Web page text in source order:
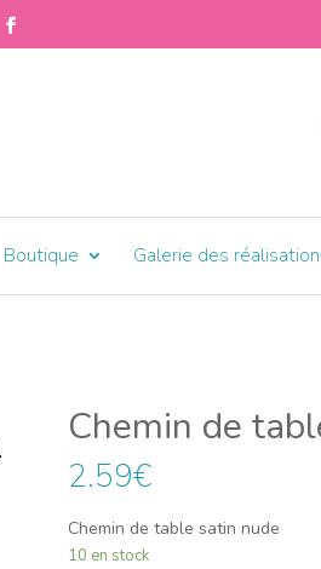
Boutique Galerie des
Chemin de
2.59€
Chemin de table satin nude
10 en stock